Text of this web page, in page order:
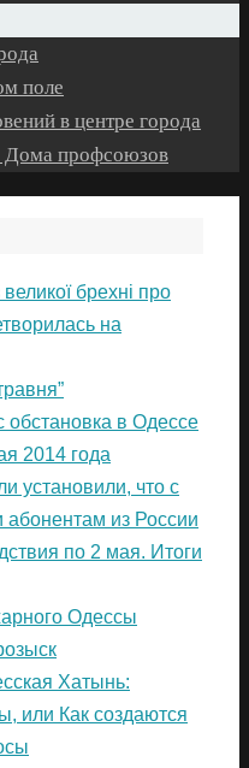
поле
в центре города
Дома профсоюзов
брехні про
на
обстановка в Одессе
2014 года
установили, что с
абонентам из России
по 2 мая. Итоги
Одессы
Хатынь:
или Как создаются